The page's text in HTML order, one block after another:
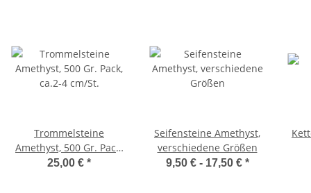
Trommelsteine
Amethyst, 500 Gr. Pack,
ca.2-4 cm/St.
25,00 € *
Seifensteine Amethyst,
verschiedene Größen
9,50 € - 17,50 € *